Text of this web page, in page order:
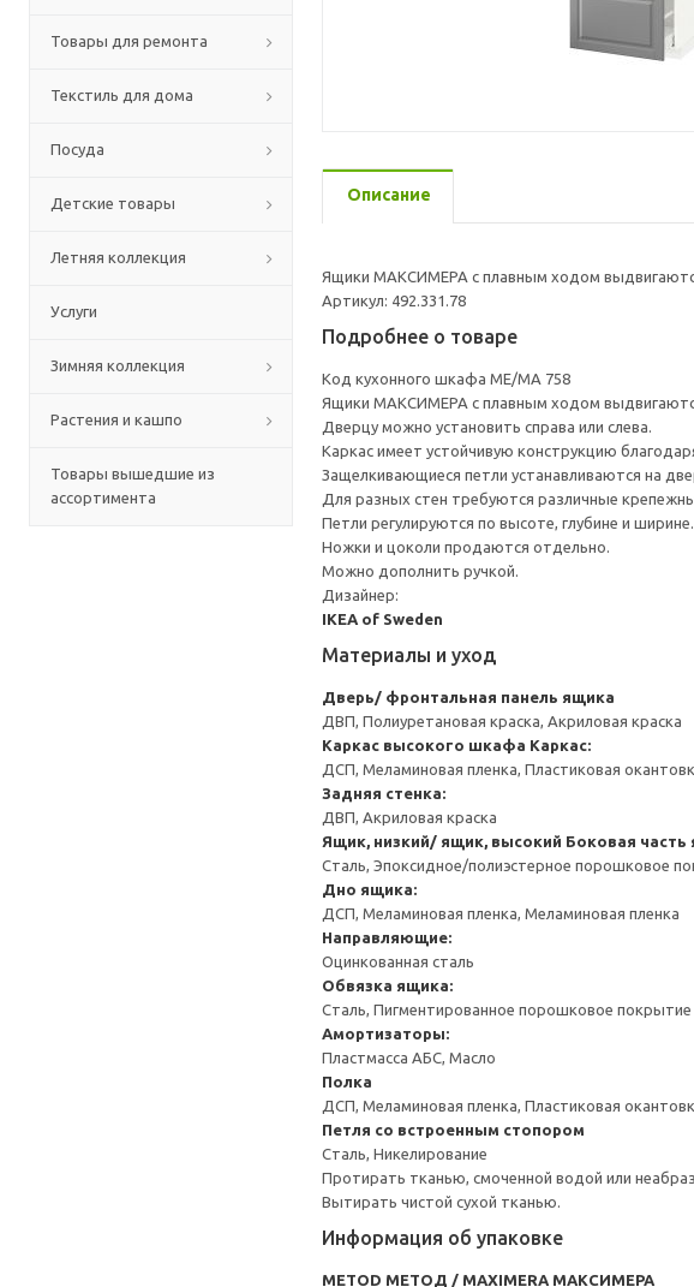
Товары для ремонта
Текстиль для дома
Посуда
Детские товары
Летняя коллекция
Услуги
Зимняя коллекция
Растения и кашпо
Товары вышедшие из
ассортимента
Описание
Ящики МАКСИМЕРА с плавным ходом
Артикул: 492.331.78
Подробнее о товаре
Код кухонного шкафа ME/MA 758
Ящики МАКСИМЕРА с плавным ходом
Дверцу можно установить справа или слева.
Каркас имеет устойчивую конструкцию
Защелкивающиеся петли устанавливаются на
Для разных стен требуются различные
Петли регулируются по высоте, глубине и ширине.
Ножки и цоколи продаются отдельно.
Можно дополнить ручкой.
Дизайнер:
IKEA of Sweden
Материалы и уход
Дверь/ фронтальная панель ящика
ДВП, Полиуретановая краска, Акриловая краска
Каркас высокого шкафа Каркас:
ДСП, Меламиновая пленка, Пластиковая
Задняя стенка:
ДВП, Акриловая краска
Ящик, низкий/ ящик, высокий Боковая
Сталь, Эпоксидное/полиэстерное порошковое
Дно ящика:
ДСП, Меламиновая пленка, Меламиновая пленка
Направляющие:
Оцинкованная сталь
Обвязка ящика:
Сталь, Пигментированное порошковое
Амортизаторы:
Пластмасса АБС, Масло
Полка
ДСП, Меламиновая пленка, Пластиковая
Петля со встроенным стопором
Сталь, Никелирование
Протирать тканью, смоченной водой или
Вытирать чистой сухой тканью.
Информация об упаковке
METOD МЕТОД / MAXIMERA МАКСИМЕРА